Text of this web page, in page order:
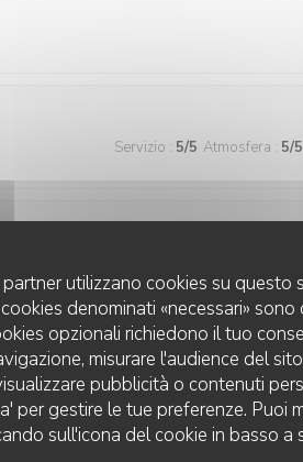
utilizzano cookies su
denominati «necessari»
opzionali richiedono il tuo
misurare l'audience del
pubblicità o contenuti
per gestire le tue preferenze. Puoi
sull'icona del cookie in basso a
Servizio : 5/5 Atmosfera : 5/5
Servizio: 5 /5 Atmosfera:5/5